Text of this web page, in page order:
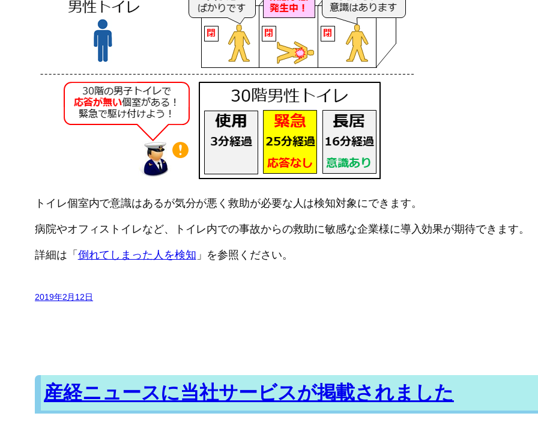
トイレ個室内で意識はあるが気分が悪く救助が必要な人は検知対象にできます。
病院やオフィストイレなど、トイレ内での事故からの救助に敏感な企業様に導入効果が期待できます。
詳細は「 倒れてしまった人を検知 」を参照ください。
2019年2月12日
産経ニュースに当社サービスが掲載されました